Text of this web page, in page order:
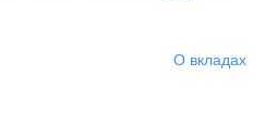
О вкладах